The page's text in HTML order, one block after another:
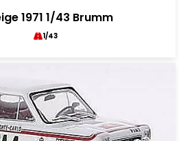
1971 1/43 Brumm
1/43